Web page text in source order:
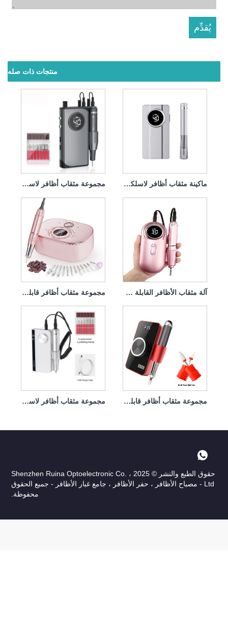
منتجات ذات صله
مجموعة مثقاب أظافر لاسلكية قابلة لإعادة الشحن بقوة 45 وات و40000 دورة في الدقيقة ماكينة مثقاب أظافر لاسلكية قابلة لإعادة الشحن، قوية 45 وات 40000 دورة في الدقيقة
مجموعة مثقاب أظافر قابلة لإعادة الشحن مع قبضة قوية 45 وات 35000 دورة في الدقيقة آلة مثقاب الأظافر القابلة لإعادة الشحن 45 وات 35000 دورة في الدقيقة
مجموعة مثقاب أظافر لاسلكية قابلة لإعادة الشحن بالقرب مني USB 45 وات 35000 دورة في الدقيقة مجموعة مثقاب أظافر قابلة لإعادة الشحن، مثقاب أظافر على أصابع القدم، 35 وات، 35000 دورة في الدقيقة
حقوق الطبع والنشر © 2025 Shenzhen Ruina Optoelectronic Co. ،
Ltd - مصباح الأظافر ، حفر الأظافر ، جامع غبار الأظافر - جميع الحقوق
محفوظة.